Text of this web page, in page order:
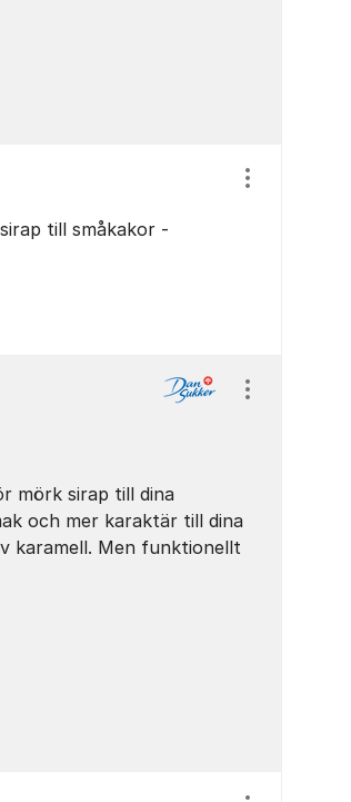
till småkakor -
Visa/dölj
mörk sirap till dina
och mer karaktär till dina
karamell. Men funktionellt
Visa/dölj